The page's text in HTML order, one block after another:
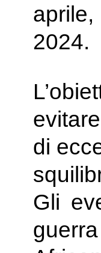
aprile,
2024.
di
Gli